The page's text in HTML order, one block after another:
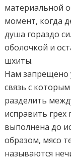
материальной
момент, когда
душа гораздо
оболочкой и
шхиты.
Нам запрещено
связь с
разделить
исправить
выполнена до
образом, мясо
называются